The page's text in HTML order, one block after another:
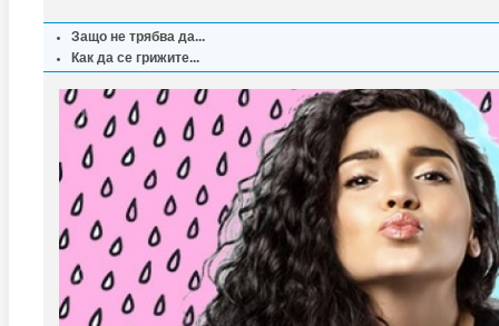
Защо не трябва да...
Как да се грижите...